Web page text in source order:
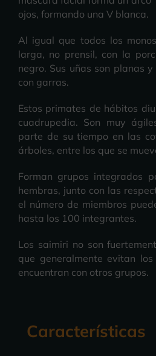
ojos, formando una V blanca.
Al igual que todos los
larga, no prensil, con la
negro. Sus uñas son planas
con garras.
Estos primates de hábitos
cuadrupedia. Son muy
parte de su tiempo en las
árboles, entre los que se
Forman grupos integrados
hembras, junto con las
el número de miembros
hasta los 100 integrantes.
Los saimiri no son
que generalmente evitan
encuentran con otros grupos.
Características